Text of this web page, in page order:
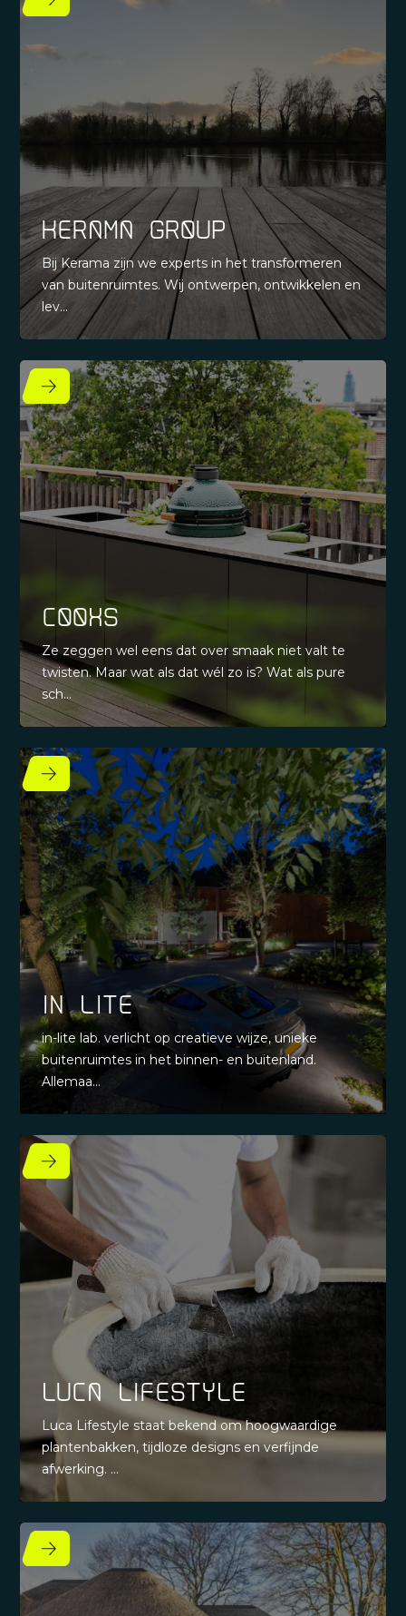
Kerama group
Bij Kerama zijn we experts in het transformeren
van buitenruimtes. Wij ontwerpen, ontwikkelen en
lev...
Cooxs
Ze zeggen wel eens dat over smaak niet valt te
twisten. Maar wat als dat wél zo is? Wat als pure
sch...
in-lite
in-lite lab. verlicht op creatieve wijze, unieke
buitenruimtes in het binnen- en buitenland.
Allemaa...
Luca Lifestyle
Luca Lifestyle staat bekend om hoogwaardige
plantenbakken, tijdloze designs en verfijnde
afwerking. ...